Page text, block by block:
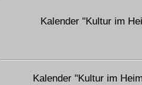
Kalender "Kultur im
Kalender "Kultur im